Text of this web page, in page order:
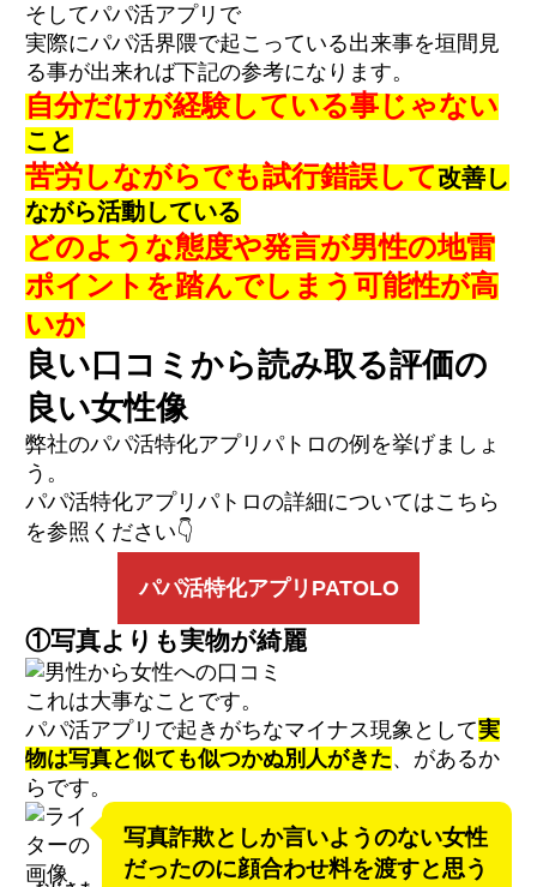
①写真と実物が違い過ぎる
②擦れている/プロ感が強い
③非常識・マナーが悪い
④暗い/受け身すぎる
そしてパパ活アプリで
実際にパパ活界隈で起こっている出来事を垣間見
る事が出来れば下記の参考になります。
自分だけが経験している事じゃない
こと
苦労しながらでも試行錯誤して改善し
ながら活動している
どのような態度や発言が男性の地雷
ポイントを踏んでしまう可能性が高
いか
良い口コミから読み取る評価の
良い女性像
弊社のパパ活特化アプリパトロの例を挙げましょ
う。
パパ活特化アプリパトロの詳細についてはこちら
を参照ください👇
パパ活特化アプリPATOLO
①写真よりも実物が綺麗
これは大事なことです。
パパ活アプリで起きがちなマイナス現象として実
物は写真と似ても似つかぬ別人がきた、があるか
らです。
写真詐欺としか言いようのない女性
だったのに顔合わせ料を渡すと思う